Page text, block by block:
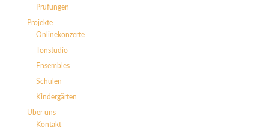
Prüfungen
Projekte
Onlinekonzerte
Tonstudio
Ensembles
Schulen
Kindergärten
Über uns
Kontakt